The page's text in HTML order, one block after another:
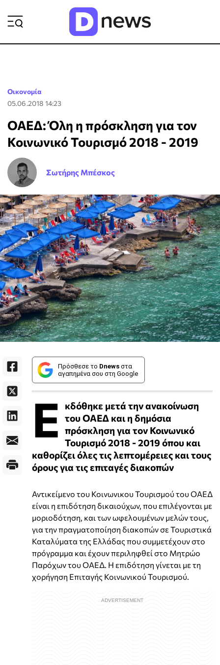
Οικονομία
05.06.2018 14:23
ΟΑΕΔ: Όλη η πρόσκληση για τον
Κοινωνικό Τουρισμό 2018 - 2019
Σωτήρης Μπέσκος
Πρόσθεσε το Dnews στα
αγαπημένα σου στη Google
Ε
κδόθηκε μετά την ανακοίνωση
του ΟΑΕΔ και η δημόσια
πρόσκληση για τον Κοινωνικό
Τουρισμό 2018 - 2019 όπου και
καθορίζει όλες τις λεπτομέρειες και τους
όρους για τις επιταγές διακοπών
Αντικείμενο του Κοινωνικου Τουρισμού του ΟΑΕΔ
είναι η επιδότηση δικαιούχων, που επιλέγονται με
μοριοδότηση, και των ωφελουμένων μελών τους,
για την πραγματοποίηση διακοπών σε Τουριστικά
Καταλύματα της Ελλάδας που συμμετέχουν στο
πρόγραμμα και έχουν περιληφθεί στο Μητρώο
Παρόχων του ΟΑΕΔ. Η επιδότηση γίνεται με τη
χορήγηση Επιταγής Κοινωνικού Τουρισμού.